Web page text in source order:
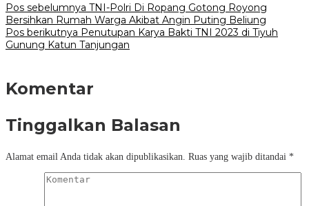
Pos sebelumnya TNI-Polri Di Ropang Gotong Royong
Bersihkan Rumah Warga Akibat Angin Puting Beliung
Pos berikutnya Penutupan Karya Bakti TNI 2023 di Tiyuh
Gunung Katun Tanjungan
Komentar
Tinggalkan Balasan
Alamat email Anda tidak akan dipublikasikan. Ruas yang wajib ditandai *